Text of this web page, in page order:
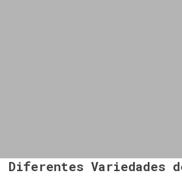
Diferentes Variedades